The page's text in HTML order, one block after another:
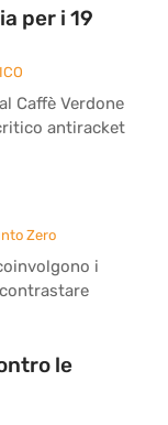
per i 19
Caffè Verdone
antiracket
Zero
i
le